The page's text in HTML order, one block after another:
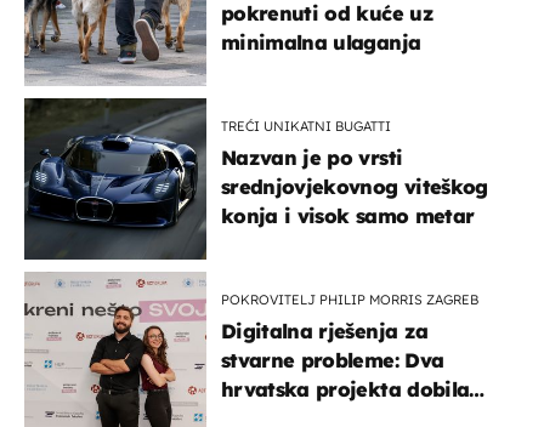
pokrenuti od kuće uz
minimalna ulaganja
TREĆI UNIKATNI BUGATTI
Nazvan je po vrsti
srednjovjekovnog viteškog
konja i visok samo metar
POKROVITELJ PHILIP MORRIS ZAGREB
Digitalna rješenja za
stvarne probleme: Dva
hrvatska projekta dobila